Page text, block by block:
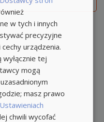
w tych i innych
precyzyjne
urządzenia.
tej
mogą
masz prawo
Ustawieniach
chwili wycofać